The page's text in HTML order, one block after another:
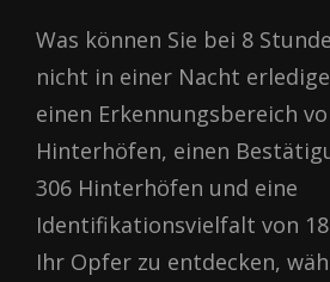
Was können Sie bei 8
nicht in einer Nacht
einen Erkennungsbereich
Hinterhöfen, einen
306 Hinterhöfen und eine
Identifikationsvielfalt von
Ihr Opfer zu entdecken,